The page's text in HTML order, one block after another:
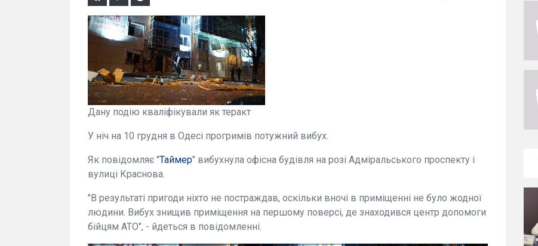
Дану подію кваліфікували як теракт
У ніч на 10 грудня в Одесі прогримів потужний вибух.
Як повідомляє "Таймер" вибухнула офісна будівля на розі Адміральського проспекту і
вулиці Краснова.
"В результаті пригоди ніхто не постраждав, оскільки вночі в приміщенні не було жодної
людини. Вибух знищив приміщення на першому поверсі, де знаходився центр допомоги
бійцям АТО", - йдеться в повідомленні.